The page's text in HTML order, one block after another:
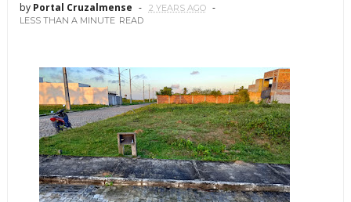
by Portal Cruzalmense
2 YEARS AGO
LESS THAN A MINUTE READ